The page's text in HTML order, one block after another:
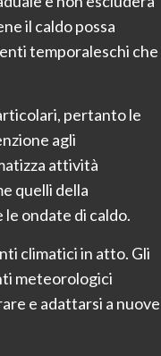
il caldo possa
temporaleschi che
pertanto le
agli
attività
quelli della
ondate di caldo.
climatici in atto. Gli
meteorologici
e adattarsi a nuove